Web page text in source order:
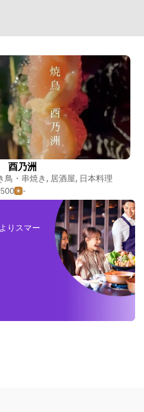
酉乃洲
鳥・串焼き , 居酒屋, 日本料理
-
りスマー